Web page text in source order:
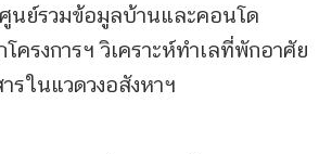
ย์รวมข้อมูลบ้านและคอนโด
โครงการฯ วิเคราะห์ทำเลที่พักอาศัย
รในแวดวงอสังหาฯ